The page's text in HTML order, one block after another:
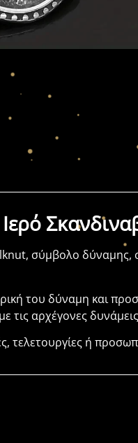
σύμβολο δύναμης,
του δύναμη και
τις αρχέγονες
τελετουργίες ή